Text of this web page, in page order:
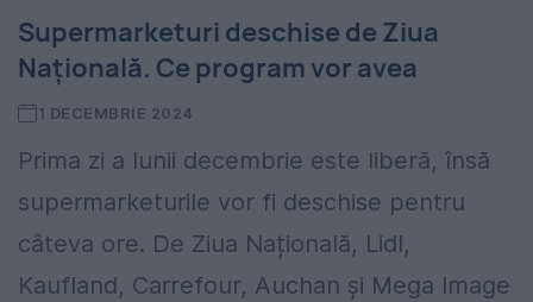
Supermarketuri deschise de Ziua
Națională. Ce program vor avea
1 DECEMBRIE 2024
Prima zi a lunii decembrie este liberă, însă
supermarketurile vor fi deschise pentru
câteva ore. De Ziua Națională, Lidl,
Kaufland, Carrefour, Auchan și Mega Image